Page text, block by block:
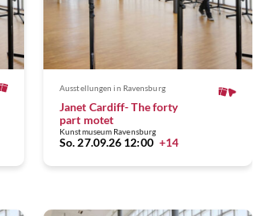
Ausstellungenin Ravensburg
Janet Cardiff- The forty
part motet
Kunstmuseum Ravensburg
So. 27.09.26 12:00 +14